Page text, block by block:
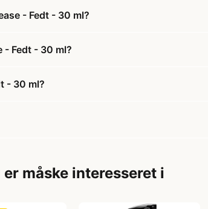
- Fedt - 30 ml?
- Fedt - 30 ml?
- 30 ml?
er måske interesseret i